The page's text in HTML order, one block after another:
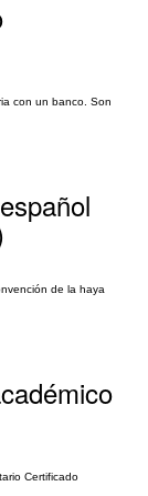
con un banco. Son
de la haya
Certificado